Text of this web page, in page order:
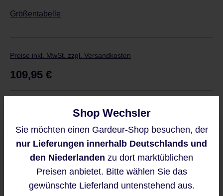
Größentabelle
Preise inkl. MwSt. zzgl. Versandkosten
Regulärer Preis:
109,95 €
benachrichtigen Sie gern per E-Mail
Benachrichtigen Sie mich
Shop Wechsler
Sie möchten einen Gardeur-Shop besuchen, der
nur Lieferungen innerhalb Deutschlands und
den Niederlanden zu dort marktüblichen
Preisen anbietet. Bitte wählen Sie das
gewünschte Lieferland untenstehend aus.
Diese Website verwendet Cookies,
um eine bestmögliche Erfahrung
bieten zu können.